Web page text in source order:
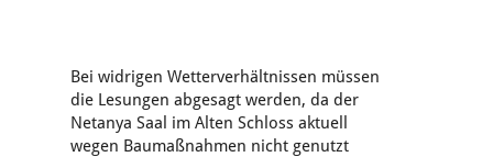
Bei widrigen Wetterverhältnissen müssen
die Lesungen abgesagt werden, da der
Netanya Saal im Alten Schloss aktuell
wegen Baumaßnahmen nicht genutzt